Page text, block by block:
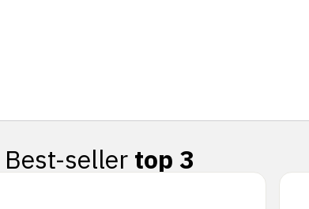
Best-seller top 3